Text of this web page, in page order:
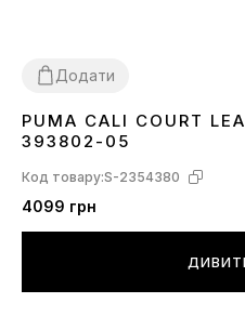
Додати
3839
PUMA CALI COURT
393802-05
Код товару:S-2354380
4099 грн